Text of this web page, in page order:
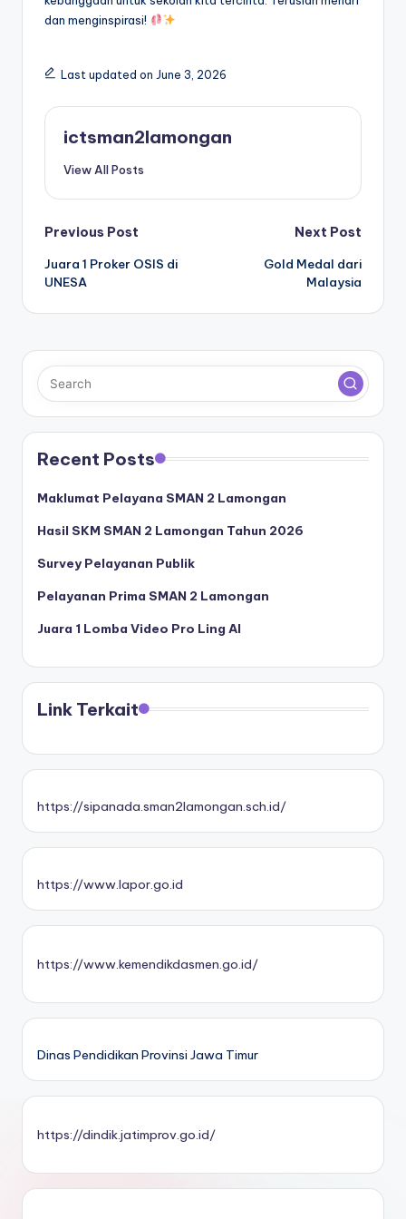
dan menginspirasi!
Last updated on June 3, 2026
ictsman2lamongan
View All Posts
Post
navigation
Previous Post
Juara 1 Proker OSIS di
UNESA
Next Post
Gold Medal dari
Malaysia
Recent Posts
Maklumat Pelayana SMAN 2 Lamongan
Hasil SKM SMAN 2 Lamongan Tahun 2026
Survey Pelayanan Publik
Pelayanan Prima SMAN 2 Lamongan
Juara 1 Lomba Video Pro Ling AI
Link Terkait
https://sipanada.sman2lamongan.sch.id/
https://www.lapor.go.id
https://www.kemendikdasmen.go.id/
Dinas Pendidikan Provinsi Jawa Timur
https://dindik.jatimprov.go.id/